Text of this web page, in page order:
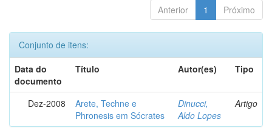
Anterior 1 Próximo
Conjunto de itens:
Data do
documento
Título Autor(es) Tipo
Dez-2008
Arete, Techne e
Phronesis em Sócrates
Dinucci,
Aldo Lopes
Artigo